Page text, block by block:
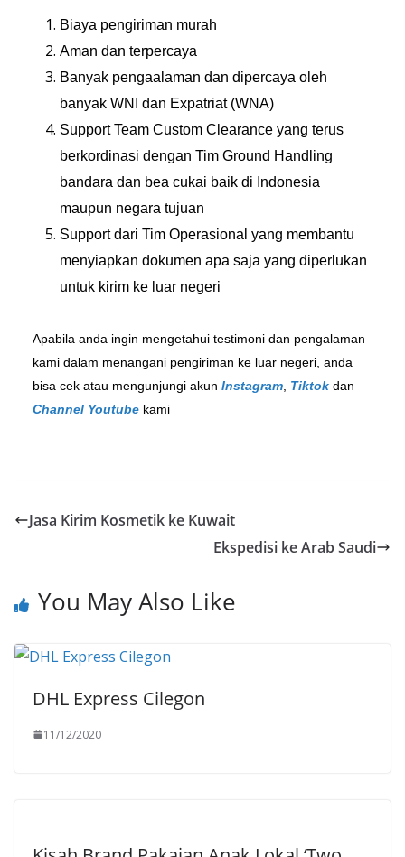
Biaya pengiriman murah
Aman dan terpercaya
Banyak pengaalaman dan dipercaya oleh
banyak WNI dan Expatriat (WNA)
Support Team Custom Clearance yang terus
berkordinasi dengan Tim Ground Handling
bandara dan bea cukai baik di Indonesia
maupun negara tujuan
Support dari Tim Operasional yang membantu
menyiapkan dokumen apa saja yang diperlukan
untuk kirim ke luar negeri
Apabila anda ingin mengetahui testimoni dan pengalaman
kami dalam menangani pengiriman ke luar negeri, anda
bisa cek atau mengunjungi akun Instagram Tiktok dan
Channel Youtube kami
Jasa Kirim Kosmetik ke Kuwait
Ekspedisi ke Arab Saudi
You May Also Like
DHL Express Cilegon
11/12/2020